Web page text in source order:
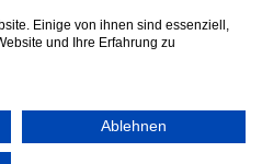
mit:
Einige von ihnen sind essenziell,
und Ihre Erfahrung zu
Ablehnen